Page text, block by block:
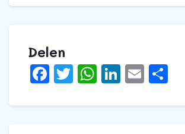
Delen
Facebook
Twitter
WhatsApp
LinkedIn
Email